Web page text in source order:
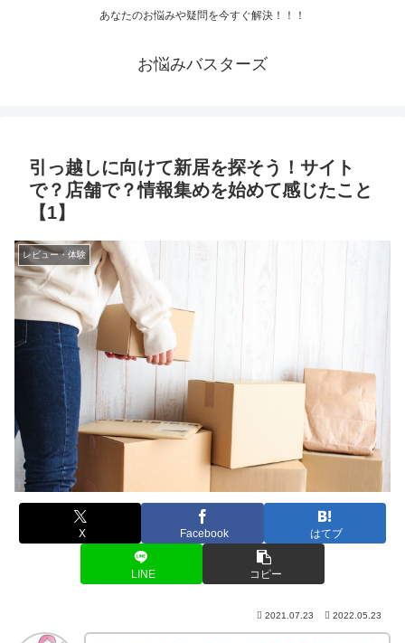
あなたのお悩みや疑問を今すぐ解決！！！
お悩みバスターズ
引っ越しに向けて新居を探そう！サイト
で？店舗で？情報集めを始めて感じたこと
【1】
レビュー・体験
X Facebook はてブ
LINE コピー
2021.07.23 2022.05.23